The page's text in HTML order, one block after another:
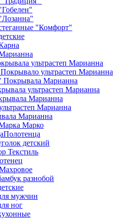
"Комфорт"
ультрастеп Марианна
ультрастеп Марианна
Марианна
ультрастеп Марианна
Марианна
Марианна
Марианна
Марко
Полотенца
детский
Текстиль
разнобой
мужчин
ног